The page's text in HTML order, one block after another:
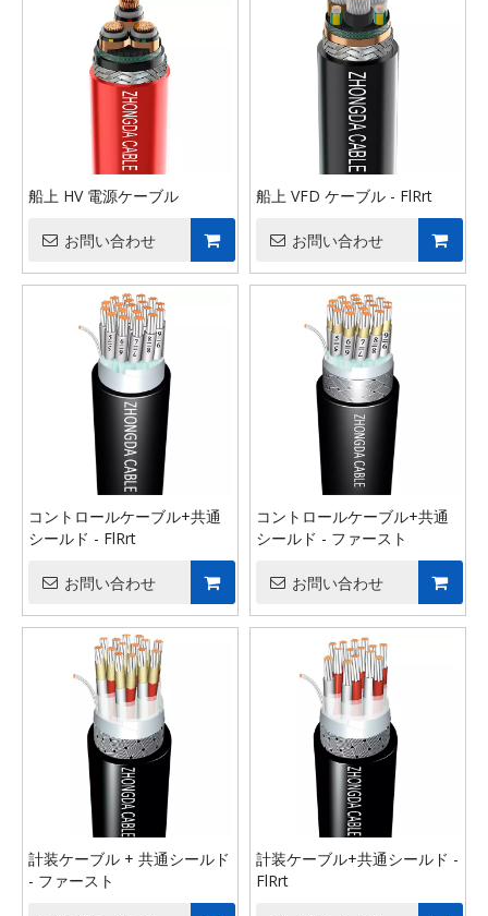
船上 HV 電源ケーブル
お問い合わせ
船上 VFD ケーブル - FlRrt
お問い合わせ
コントロールケーブル+共通
シールド - FlRrt
お問い合わせ
コントロールケーブル+共通
シールド - ファースト
お問い合わせ
計装ケーブル + 共通シールド
- ファースト
計装ケーブル+共通シールド -
FlRrt